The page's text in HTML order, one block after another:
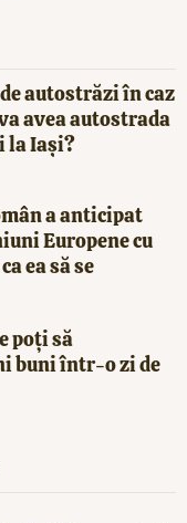
autostrăzi în caz
avea autostrada
la Iași?
a anticipat
Europene cu
ea să se
poți să
buni într-o zi de